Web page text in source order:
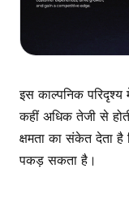
इस काल्पनिक परिदृश्य
कहीं अधिक तेजी से
क्षमता का संकेत देता है
पकड़ सकता है।